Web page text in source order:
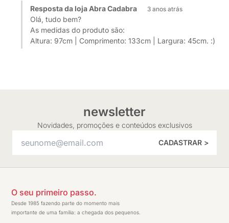
Resposta da loja Abra Cadabra 3 anos atrás
Olá, tudo bem?
As medidas do produto são:
Altura: 97cm | Comprimento: 133cm | Largura: 45cm. :)
newsletter
Novidades, promoções e conteúdos exclusivos
CADASTRAR >
O seu primeiro passo.
Desde 1985 fazendo parte do momento mais
importante de uma família: a chegada dos pequenos.